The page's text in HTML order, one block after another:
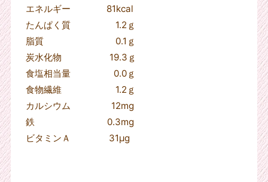
エネルギー 81kcal
たんぱく質 1.2ｇ
脂質 0.1ｇ
炭水化物 19.3ｇ
食塩相当量 0.0ｇ
食物繊維 1.2ｇ
カルシウム 12mg
鉄 0.3mg
ビタミンＡ
31μg